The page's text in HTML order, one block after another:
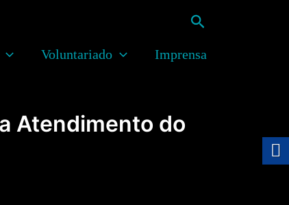
Pesquisar
Voluntariado Imprensa
Atendimento do